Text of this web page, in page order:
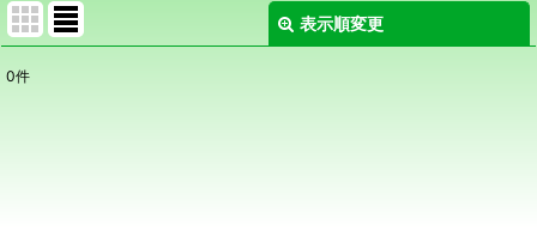
表示順変更
表示数
0件